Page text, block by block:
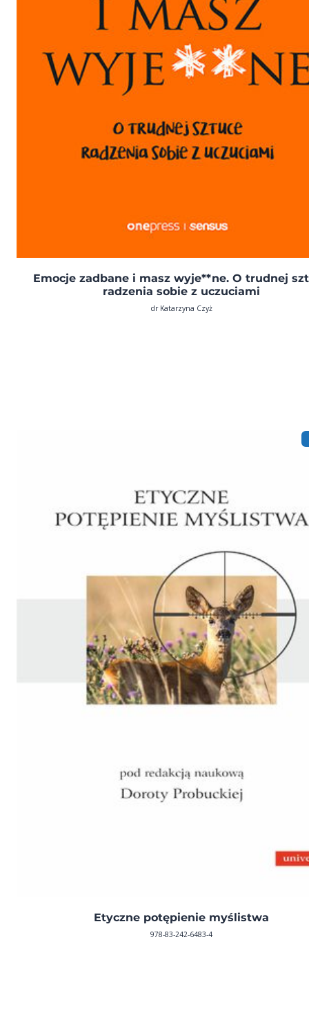
Emocje zadbane i masz wyje**ne. O trudnej
radzenia sobie z uczuciami
dr Katarzyna Czyż
Etyczne potępienie myślistwa
978-83-242-6483-4